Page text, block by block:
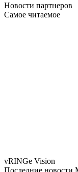
Новости партнеров
Самое читаемое
vRINGe Vision
Последние новости